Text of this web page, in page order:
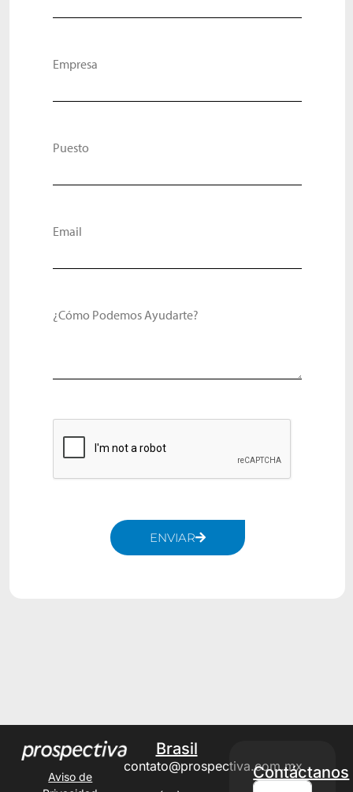
Empresa
Puesto
Email
¿Cómo Podemos Ayudarte?
ENVIAR
Aviso de
Brasil
contato@prospectiva.com.mxContáctanos